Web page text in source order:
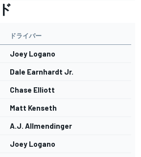
ドライバー
Joey Logano
Dale Earnhardt Jr.
Chase Elliott
Matt Kenseth
A.J. Allmendinger
Joey Logano